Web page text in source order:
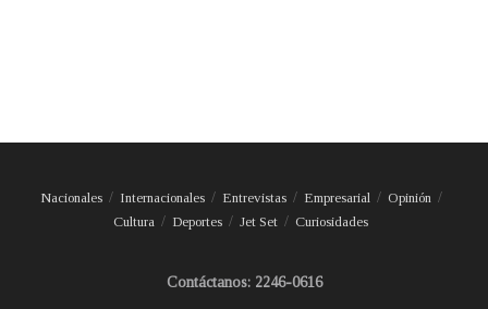
Nacionales Internacionales Entrevistas Empresarial
Opinión
Cultura
Deportes Jet Set Curiosidades
Contáctanos: 2246-0616